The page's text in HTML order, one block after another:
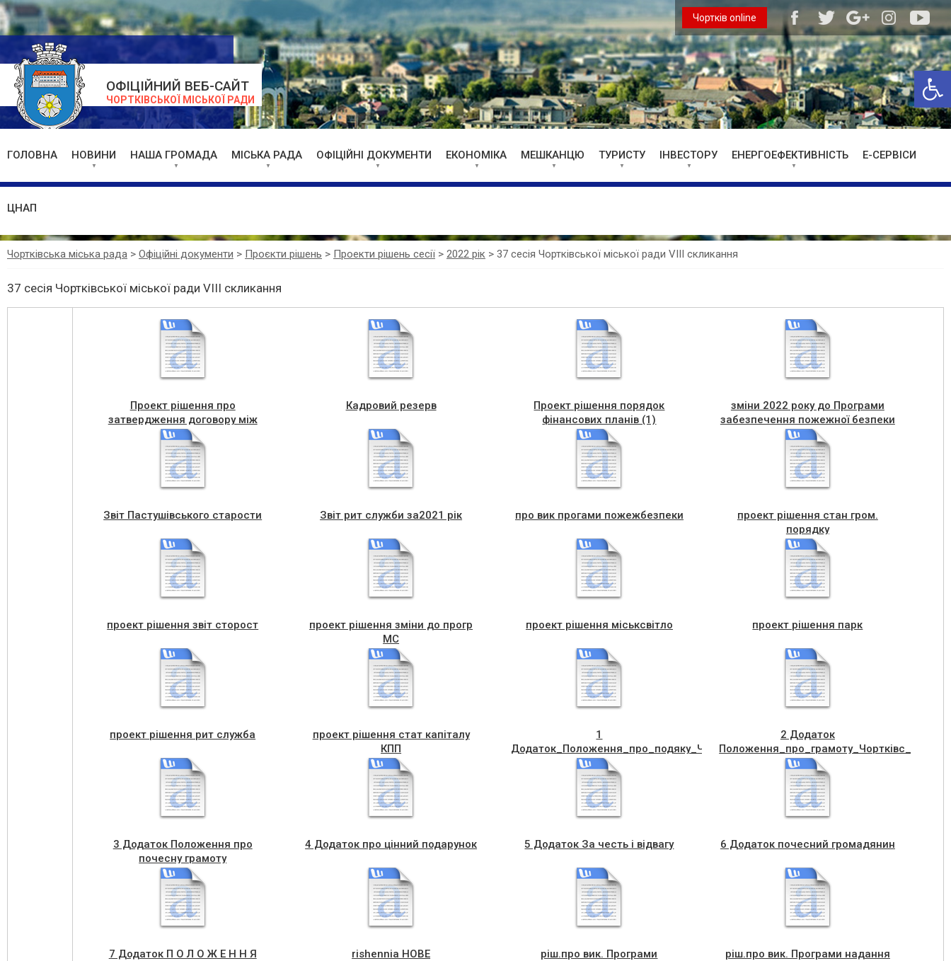
ОФІЦІЙНИЙ ВЕБ-САЙТ
ЧОРТКІВСЬКОЇ МІСЬКОЇ РАДИ
Чортків online
ГОЛОВНА НОВИНИ НАША ГРОМАДА МІСЬКА РАДА ОФІЦІЙНІ ДОКУМЕНТИ ЕКОНОМІКА МЕШКАНЦЮ ТУРИСТУ ІНВЕСТОРУ ЕНЕРГОЕФЕКТИВНІСТЬ Е-СЕРВІСИ
ЦНАП
Чортківська міська рада > Офіційні документи > Проєкти рішень > Проекти рішень сесії > 2022 рік > 37 сесія Чортківської міської ради VIII скликання
37 сесія Чортківської міської ради VIII скликання
Проект рiшення про
затвердження договору між
міською та Колиндянською
радами № вiд 28 січня 2022
Кадровий резерв
Проект рішення порядок
фінансових планів (1)
зміни 2022 року до Програми
забезпечення пожежної безпеки
Звіт Пастушівського старости Звіт рит служби за2021 рік про вик прогами пожежбезпеки
проект рішення стан гром.
порядку
проект рішення звіт сторост
проект рішення зміни до прогр
МС
проект рішення міськсвітло проект рішення парк
проект рішення рит служба
проект рішення стат капіталу
КПП
1
Додаток_Положення_про_подяку_Чорткiвс_кого_мiс_кого_голови
2 Додаток
3 Додаток Положення про
почесну грамоту
4 Додаток про цінний подарунок 5 Додаток За честь і відвагу 6 Додаток почесний громадянин
7 Додаток П О Л О Ж Е Н Н Я
rishennia НОВЕ
ріш.про вик. Програми
ріш.про вик. Програми надання